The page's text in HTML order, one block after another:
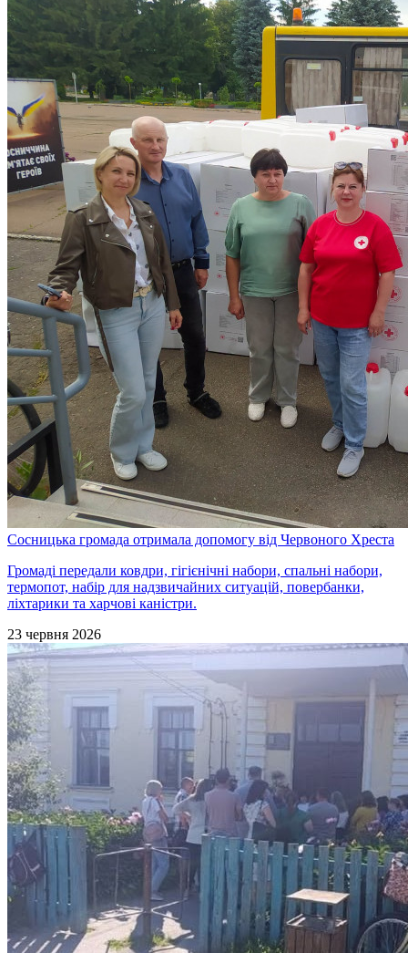
Сосницька громада отримала допомогу від Червоного Хреста
Громаді передали ковдри, гігієнічні набори, спальні набори,
термопот, набір для надзвичайних ситуацій, повербанки,
ліхтарики та харчові каністри.
23 червня 2026